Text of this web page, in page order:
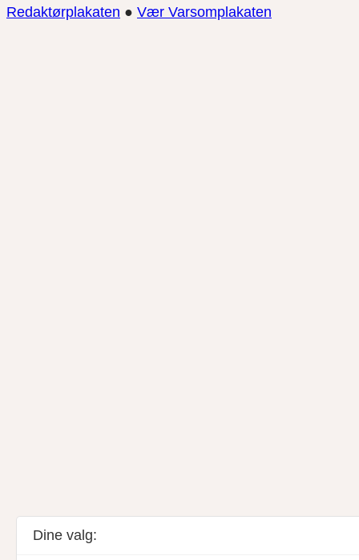
Redaktørplakaten ● Vær Varsomplakaten
Dine valg: